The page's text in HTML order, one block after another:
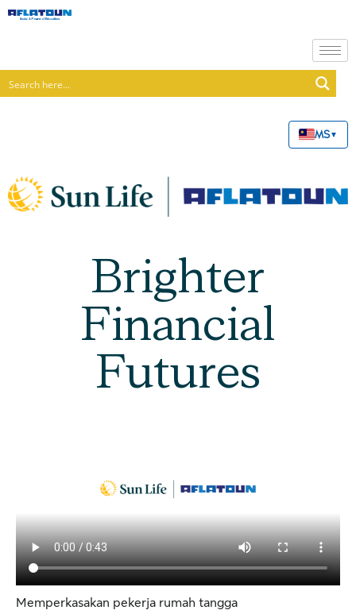
MS▼
Brighter
Financial
Futures
Memperkasakan pekerja rumah tangga